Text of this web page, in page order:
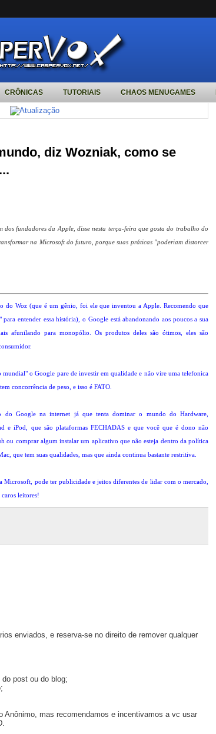
CRÔNICAS TUTORIAIS CHAOS MENUGAMES
diz Wozniak, como se
dos fundadores da Apple, disse nesta terça-feira que gosta do trabalho do
na Microsoft do futuro, porque suas práticas "poderiam distorcer
do Woz (que é um gênio, foi ele que inventou a Apple. Recomendo que
entender essa história), o Google está abandonando aos poucos a sua
afunilando para monopólio. Os produtos deles são ótimos, eles são
o Google pare de investir em qualidade e não vire uma telefonica
concorrência de peso, e isso é FATO.
Google na internet já que tenta dominar o mundo do Hardware,
e iPod, que são plataformas FECHADAS e que você que é dono não
ou comprar algum instalar um aplicativo que não esteja dentro da política
que tem suas qualidades, mas que ainda continua bastante restritiva.
Microsoft, pode ter publicidade e jeitos diferentes de lidar com o mercado,
caros leitores!
enviados, e reserva-se no direito de remover qualquer
post ou do blog;
Anônimo, mas recomendamos e incentivamos a vc usar